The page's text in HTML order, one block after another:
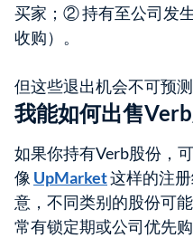
买家；② 持有至公司发
收购）。
但这些退出机会不可预
我能如何出售
如果你持有Verb股份，
像 UpMarket这样的注
意，不同类别的股份可
常有锁定期或公司优先